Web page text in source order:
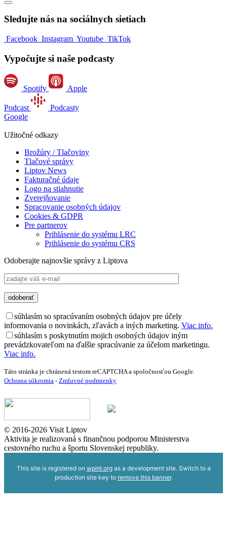
Sledujte nás na sociálnych sietiach
Facebook Instagram Youtube TikTok
Vypočujte si naše podcasty
Spotify Apple
Podcast
Podcasty
Google
Užitočné odkazy
Brožúry / Tlačoviny
Tlačové správy
Liptov News
Fakturačné údaje
Logo na stiahnutie
Zverejňovanie
Spracovanie osobných údajov
Cookies & GDPR
Pre partnerov
Prihlásenie do systému LRC
Prihlásenie do systému CRS
Odoberajte najnovšie správy z Liptova
súhlasím so spracúvaním osobných údajov pre účely
informovania o novinkách, zľavách a iných marketing. Viac info.
súhlasím s poskytnutím mojich osobných údajov iným
prevádzkovateľom na ďalšie spracúvanie za účelom marketingu.
Viac info.
Táto stránka je chránená testom reCAPTCHA a spoločnosťou Google.
Ochrana súkromia - Zmluvné podmienky
© 2016-2026 Visit Liptov
Aktivita je realizovaná s finančnou podporou Ministerstva
cestovného ruchu a športu Slovenskej republiky.
This site is registered on wpml.orgas a development site. Switch to a
production site key to remove this banner.